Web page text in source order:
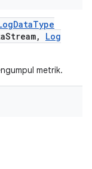
DataType
Stream,
Log
metrik.